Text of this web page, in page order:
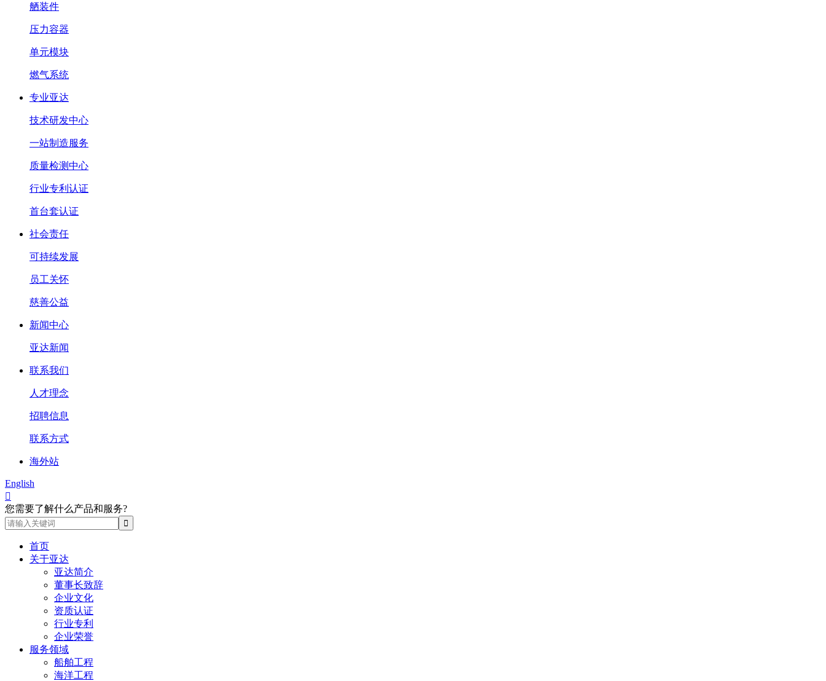
舾装件
压力容器
单元模块
燃气系统
专业亚达
技术研发中心
一站制造服务
质量检测中心
行业专利认证
首台套认证
社会责任
可持续发展
员工关怀
慈善公益
新闻中心
亚达新闻
联系我们
人才理念
招聘信息
联系方式
海外站
English

您需要了解什么产品和服务?
首页
关于亚达
亚达简介
董事长致辞
企业文化
资质认证
行业专利
企业荣誉
服务领域
船舶工程
海洋工程